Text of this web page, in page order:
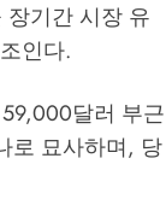
기간 시장 유
인다.
달러 부근
로 묘사하며, 당